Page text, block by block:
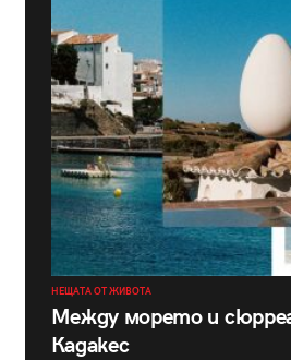
НЕЩАТА ОТ ЖИВОТА
Между морето и
Кадакес